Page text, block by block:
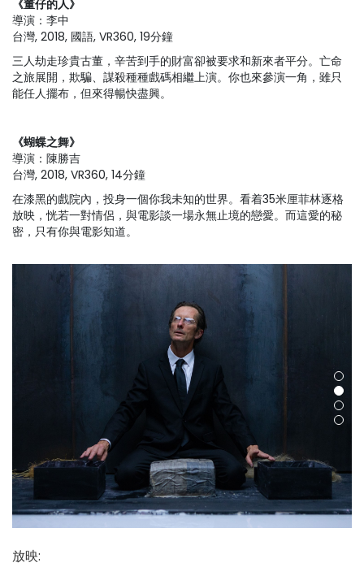
《董仔的人》
導演：李中
台灣, 2018, 國語, VR360, 19分鐘
三人劫走珍貴古董，辛苦到手的財富卻被要求和新來者平分。亡命
之旅展開，欺騙、謀殺種種戲碼相繼上演。你也來參演一角，雖只
能任人擺布，但來得暢快盡興。
《蝴蝶之舞》
導演：陳勝吉
台灣, 2018, VR360, 14分鐘
在漆黑的戲院內，投身一個你我未知的世界。看着35米厘菲林逐格
放映，恍若一對情侶，與電影談一場永無止境的戀愛。而這愛的秘
密，只有你與電影知道。
放映: